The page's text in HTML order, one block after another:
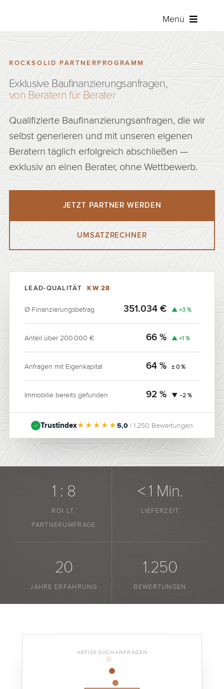
Menü
Über
Angebot
ROCKSOLID PARTNERPROGRAMM
Exklusive Baufinanzierungsanfragen,
von Beratern für Berater
Qualifizierte Baufinanzierungsanfragen, die wir
selbst generieren und mit unseren eigenen
Beratern täglich erfolgreich abschließen —
exklusiv an einen Berater, ohne Wettbewerb.
JETZT PARTNER WERDEN
UMSATZRECHNER
LEAD-QUALITÄT KW 28
Ø Finanzierungsbetrag 351.034 € ▲ +3 %
Anteil über 200.000 € 66 % ▲ +1 %
Anfragen mit Eigenkapital 64 % ± 0 %
Immobilie bereits gefunden 92 % ▼ −2 %
✓ Trustindex★★★★★5,0 | 1.250 Bewertungen
1 : 8
ROI LT.
PARTNERUMFRAGE
< 1 Min.
LIEFERZEIT
20
JAHRE ERFAHRUNG
1.250
BEWERTUNGEN
AKTIVE SUCHANFRAGEN